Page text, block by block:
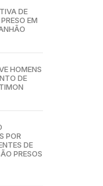
DE
EM
HOMENS
DE
POR
DE
PRESOS